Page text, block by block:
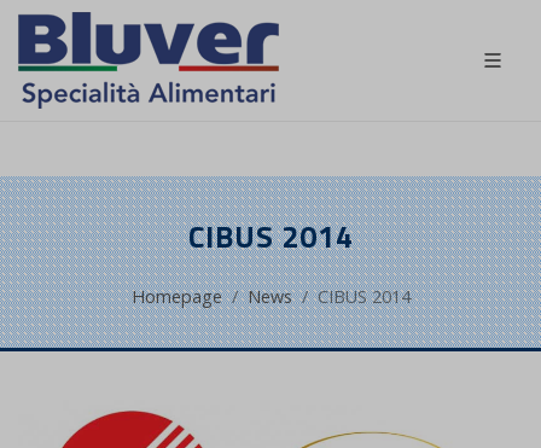
IT
CIBUS 2014
Homepage News CIBUS 2014